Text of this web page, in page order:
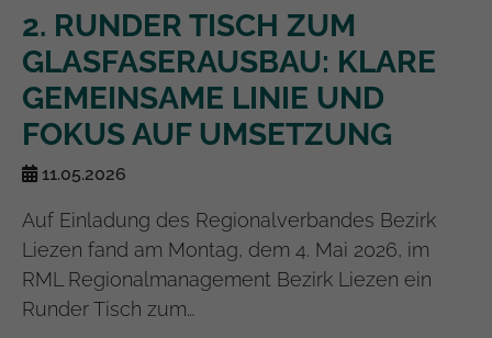
2. RUNDER TISCH ZUM
GLASFASERAUSBAU: KLARE
GEMEINSAME LINIE UND
FOKUS AUF UMSETZUNG
11.05.2026
Auf Einladung des Regionalverbandes Bezirk
Liezen fand am Montag, dem 4. Mai 2026, im
RML Regionalmanagement Bezirk Liezen ein
Runder Tisch zum…